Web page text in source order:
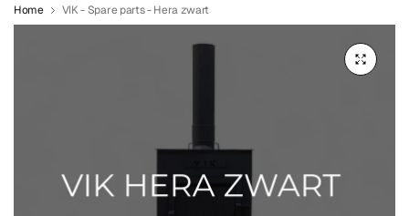
Home VIK - Spare parts - Hera zwart